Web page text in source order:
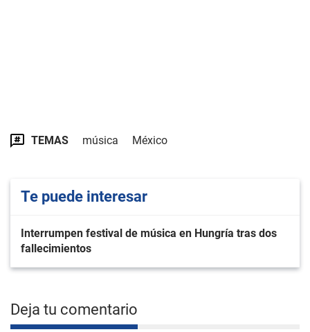
TEMAS música México
Te puede interesar
Interrumpen festival de música en Hungría tras dos
fallecimientos
Deja tu comentario